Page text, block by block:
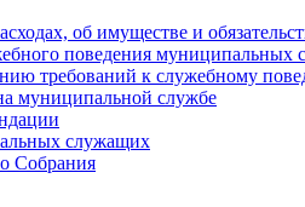
об имуществе и
поведения муниципальных
требований к служебному
муниципальной службе
служащих
Cобрания